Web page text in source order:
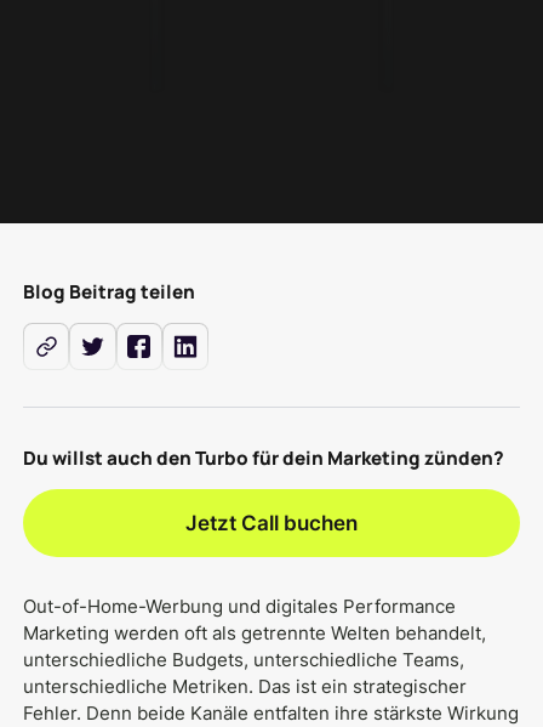
Blog Beitrag teilen
Du willst auch den Turbo für dein Marketing zünden?
Jetzt Call buchen
Out-of-Home-Werbung und digitales Performance
Marketing werden oft als getrennte Welten behandelt,
unterschiedliche Budgets, unterschiedliche Teams,
unterschiedliche Metriken. Das ist ein strategischer
Fehler. Denn beide Kanäle entfalten ihre stärkste Wirkung